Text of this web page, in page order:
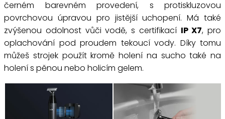
černém barevném provedení, s protiskluzovou
povrchovou úpravou pro jistější uchopení. Má také
zvýšenou odolnost vůči vodě, s certifikací IP X7, pro
oplachování pod proudem tekoucí vody. Díky tomu
můžeš strojek použít kromě holení na sucho také na
holení s pěnou nebo holicím gelem.